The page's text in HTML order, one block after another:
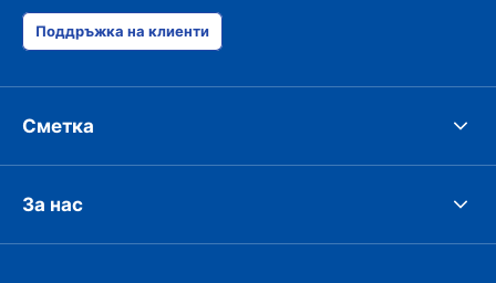
Поддръжка на клиенти
Сметка
За нас